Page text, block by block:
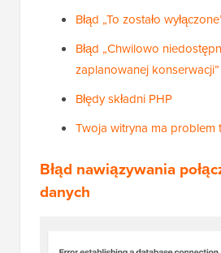
Błąd „To zostało
Błąd „Chwilowo
zaplanowanej konserwacji”
Błędy składni PHP
Twoja witryna ma problem
Błąd nawiązywania
danych